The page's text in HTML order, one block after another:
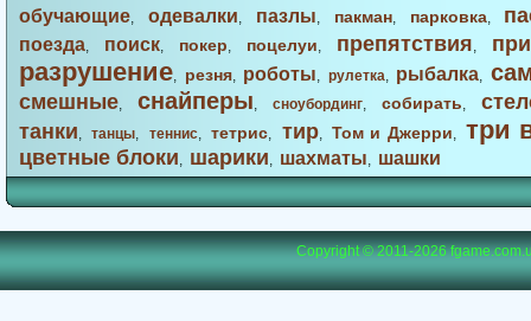
обучающие, одевалки, пазлы, пакман, парковка,
поезда, поиск, покер, поцелуи, препятствия,
разрушение, резня, роботы, рулетка, рыбалка,
смешные, снайперы, сноубординг, собирать,
танки,танцы, теннис,тетрис, тир,Том и Джерри, три
цветные блоки, шарики, шахматы, шашки
Copyright © 2011-2026